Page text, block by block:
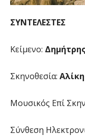
ΣΥΝΤΕΛΕΣΤΕΣ
Κείμενο:
Σκηνοθεσία:
Μουσικός Επί
Σύνθεση